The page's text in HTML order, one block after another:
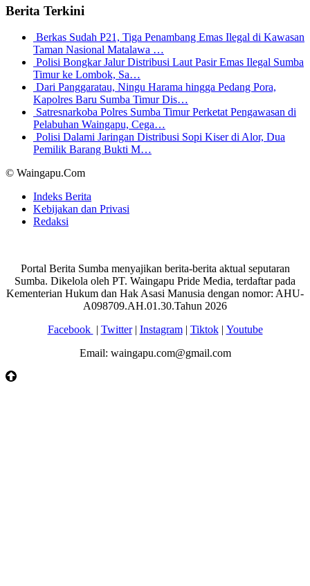
Berita Terkini
Berkas Sudah P21, Tiga Penambang Emas Ilegal di Kawasan
Taman Nasional Matalawa …
Polisi Bongkar Jalur Distribusi Laut Pasir Emas Ilegal Sumba
Timur ke Lombok, Sa…
Dari Panggaratau, Ningu Harama hingga Pedang Pora,
Kapolres Baru Sumba Timur Dis…
Satresnarkoba Polres Sumba Timur Perketat Pengawasan di
Pelabuhan Waingapu, Cega…
Polisi Dalami Jaringan Distribusi Sopi Kiser di Alor, Dua
Pemilik Barang Bukti M…
© Waingapu.Com
Indeks Berita
Kebijakan dan Privasi
Redaksi
Portal Berita Sumba menyajikan berita-berita aktual seputaran
Sumba. Dikelola oleh PT. Waingapu Pride Media, terdaftar pada
Kementerian Hukum dan Hak Asasi Manusia dengan nomor: AHU-
A098709.AH.01.30.Tahun 2026
Facebook | Twitter| Instagram| Tiktok| Youtube
Email: waingapu.com@gmail.com